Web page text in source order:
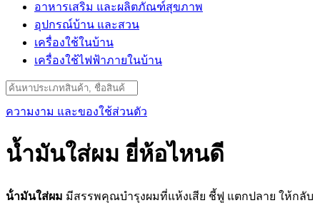
อาหารเสริม และผลิตภัณฑ์สุขภาพ
อุปกรณ์บ้าน และสวน
เครื่องใช้ในบ้าน
เครื่องใช้ไฟฟ้าภายในบ้าน
Search
for:
ความงาม และของใช้ส่วนตัว
น้ำมันใส่ผม ยี่ห้อไหนดี
น้ํามันใส่ผม มีสรรพคุณบำรุงผมที่แห้งเสีย ชี้ฟู แตกปลาย ให้กลับ